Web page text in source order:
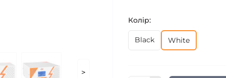
>
Колір:
Black White